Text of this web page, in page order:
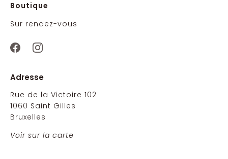
Boutique
Sur rendez-vous
Adresse
Rue de la Victoire 102
1060 Saint Gilles
Bruxelles
Voir sur la carte